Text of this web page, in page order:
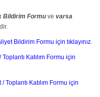
Bildirim Formu ve varsa
Bildirim Formu için tıklayınız.
Katılım Formu için
Katılım Formu için